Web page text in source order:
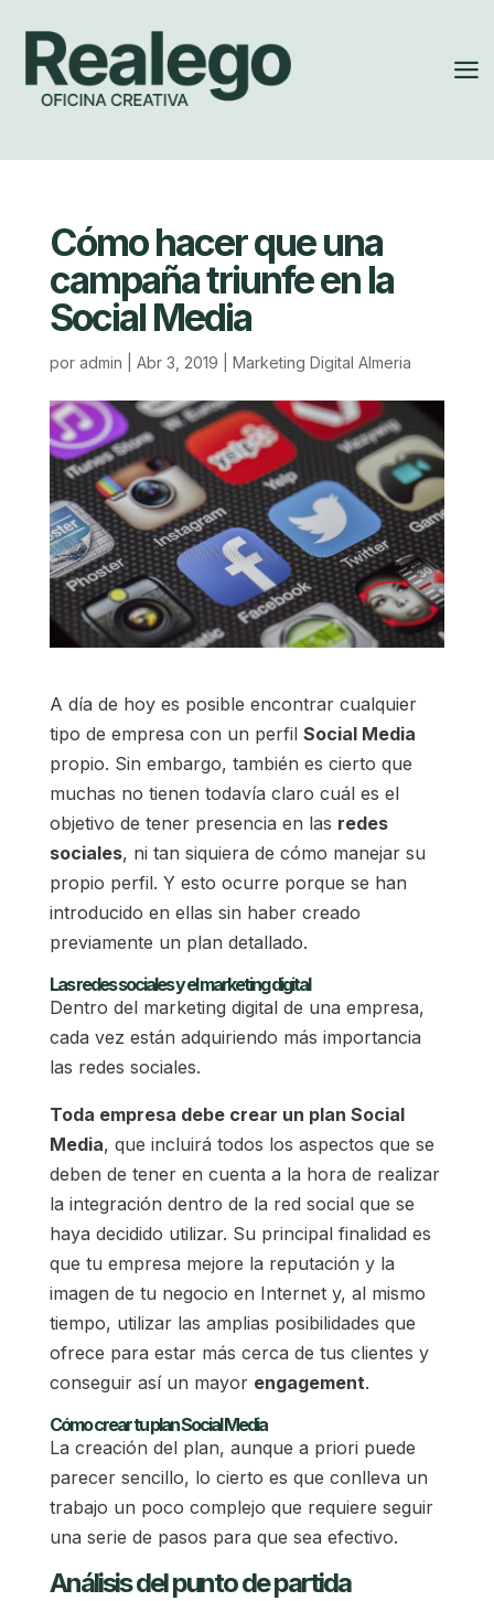
a
Cómo hacer que una
campaña triunfe en la
Social Media
por admin Abr 3, 2019 Marketing Digital Almeria
A día de hoy es posible encontrar cualquier
tipo de empresa con un perfil Social Media
propio. Sin embargo, también es cierto que
muchas no tienen todavía claro cuál es el
objetivo de tener presencia en las redes
sociales, ni tan siquiera de cómo manejar su
propio perfil. Y esto ocurre porque se han
introducido en ellas sin haber creado
previamente un plan detallado.
Las redes sociales y el marketing digital
Dentro del marketing digital de una empresa,
cada vez están adquiriendo más importancia
las redes sociales.
Toda empresa debe crear un plan Social
Media, que incluirá todos los aspectos que se
deben de tener en cuenta a la hora de realizar
la integración dentro de la red social que se
haya decidido utilizar. Su principal finalidad es
que tu empresa mejore la reputación y la
imagen de tu negocio en Internet y, al mismo
tiempo, utilizar las amplias posibilidades que
ofrece para estar más cerca de tus clientes y
conseguir así un mayor engagement.
Cómo crear tu plan Social Media
La creación del plan, aunque a priori puede
parecer sencillo, lo cierto es que conlleva un
trabajo un poco complejo que requiere seguir
una serie de pasos para que sea efectivo.
Análisis del punto de partida